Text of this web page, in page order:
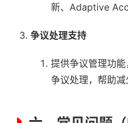
新、Adaptive
争议处理支持
提供争议管理功
争议处理，帮助减